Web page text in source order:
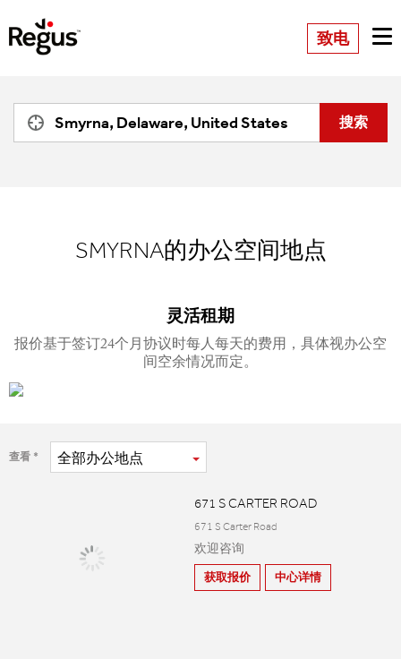
致电
SMYRNA的办公空间地点
灵活租期
报价基于签订24个月协议时每人每天的费用，具体视办公空
间空余情况而定。
查看 全部办公地点
671 S CARTER ROAD
671 S Carter Road
欢迎咨询
获取报价 中心详情